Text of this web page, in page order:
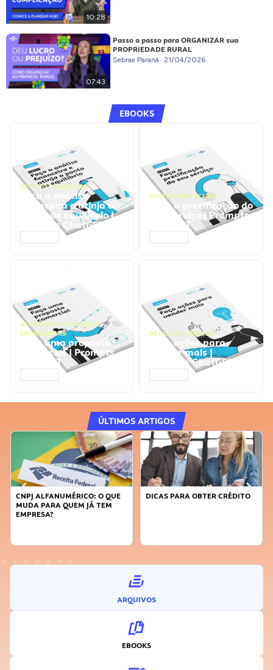
10:28
07:43
Passo a passo para ORGANIZAR sua
PROPRIEDADE RURAL
Sebrae Paraná 21/04/2026
EBOOKS
GESTÃO FINANCEIRA
Faça a análise
financeira e atinja o
ponto de equilíbrio |
Prompts ChatGPT
GESTÃO FINANCEIRA
Faça a precificação do
seu serviço | Prompts
ChatGPT
NEGÓCIOS, PROCESSOS
EMPRESARIAIS
Faça uma proposta
comercial | Prompts
ChatGPT
NEGÓCIOS, VENDAS
Faça ações para
vender mais |
Prompts ChatGPT
ÚLTIMOS ARTIGOS
CNPJ ALFANUMÉRICO: O QUE
MUDA PARA QUEM JÁ TEM
EMPRESA?
DICAS PARA OBTER CRÉDITO
ARQUIVOS
EBOOKS